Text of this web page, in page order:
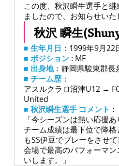
この度、 秋沢瞬生選手と
ましたので、お知らせいた
秋沢 瞬生
■ 生年月日 ：1999年9月22
■ ポジション : MF
■ 出身地：静岡県駿東郡長
■ チーム歴：
アスルクラロ沼津U12 →
United
■ 秋沢瞬生選手 コメント ：
「今シーズンは熱い応援
チーム成績は最下位で降
もSS伊豆でプレーをさせ
会場で最高のパフォーマ
いします。」